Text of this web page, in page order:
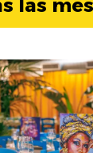
las